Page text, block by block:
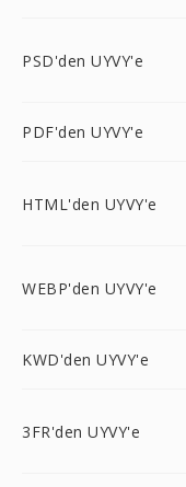
PSD'den UYVY'e
PDF'den UYVY'e
HTML'den UYVY'e
WEBP'den UYVY'e
KWD'den UYVY'e
3FR'den UYVY'e